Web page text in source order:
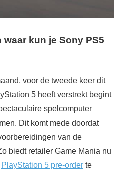
kun je Sony PS5
voor de tweede keer dit
5 heeft verstrekt begint
spelcomputer
Dit komt mede doordat
van de
biedt retailer Game Mania nu
PlayStation 5 pre-order te